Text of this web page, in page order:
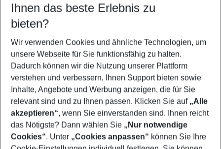
Find the perfect deal which suits your best
Your departure airport
Any airport
Select your date range
09/08/26–07/08/27 5-8 nights
Who will travel
2 adults No children
Show more filter
Ihnen das beste Erlebnis zu
bieten?
Wir verwenden Cookies und ähnliche Technologien, um
unsere Webseite für Sie funktionsfähig zu halten.
Dadurch können wir die Nutzung unserer Plattform
verstehen und verbessern, Ihnen Support bieten sowie
Inhalte, Angebote und Werbung anzeigen, die für Sie
relevant sind und zu Ihnen passen. Klicken Sie auf „Alle
akzeptieren“, wenn Sie einverstanden sind. Ihnen reicht
das Nötigste? Dann wählen Sie „Nur notwendige
Cookies“. Unter „Cookies anpassen“ können Sie Ihre